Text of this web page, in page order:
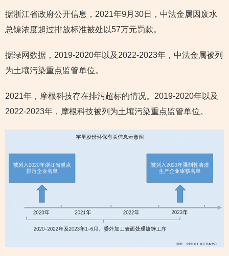
据浙江省政府公开信息，2021年9月30日，中法金属因废水
总镍浓度超过排放标准被处以57万元罚款。
据绿网数据，2019-2020年以及2022-2023年，中法金属被列
为土壤污染重点监管单位。
2021年，摩根科技存在排污超标的情况。2019-2020年以及
2022-2023年，摩根科技被列为土壤污染重点监管单位。